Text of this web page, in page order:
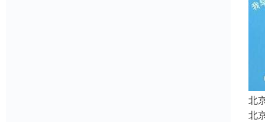
北
北